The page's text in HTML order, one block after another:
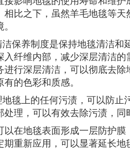
比之下，虽然羊毛地毯等
保养制度是保持地毯清洁
纤维内部，减少深层清洁
行深层清洁，可以彻底去
的色彩和质感。
毯上的任何污渍，可以防
理，可以有效去除污渍，同
在地毯表面形成一层防护
重新应用，可以显著延长地